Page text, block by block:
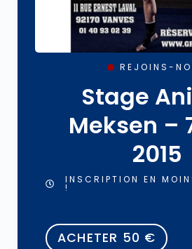
REJOINS-
Stage
Meksen –
2015
INSCRIPTION EN
!
ACHETER 50 €